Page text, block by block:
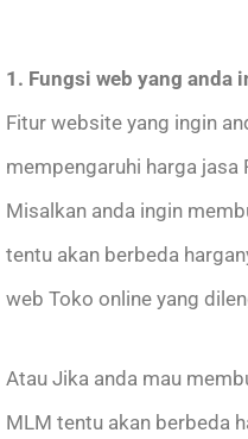
1. Fungsi web yang anda
Fitur website yang ingin
mempengaruhi harga jasa
Misalkan anda ingin
tentu akan berbeda
web Toko online yang
Atau Jika anda mau
MLM tentu akan berbeda